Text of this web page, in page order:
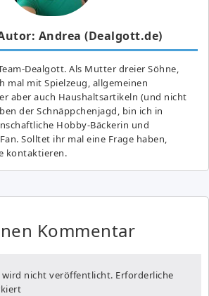
Andrea (Dealgott.de)
Dealgott. Als Mutter dreier Söhne,
mal mit Spielzeug, allgemeinen
aber auch Haushaltsartikeln (und nicht
der Schnäppchenjagd, bin ich in
Hobby-Bäckerin und
Solltet ihr mal eine Frage haben,
kontaktieren.
Kommentar
wird nicht veröffentlicht. Erforderliche